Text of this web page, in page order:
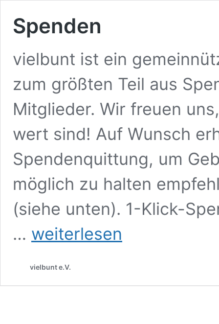
Spenden
vielbunt ist ein
zum größten Teil aus
Mitglieder. Wir freuen
wert sind! Auf Wunsch
Spendenquittung, um
möglich zu halten
(siehe unten). 1-Klick-
…
Spenden
weiterlesen
vielbunt e.V.